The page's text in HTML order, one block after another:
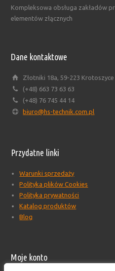
Kompleksowa obsługa zakładów
elementów złącznych
Dane kontaktowe
Złotniki 18a, 59-223 Krotoszyce
(+48) 663 73 63 63
(+48) 76 745 44 14
biuro@hs-technik.com.pl
Przydatne linki
Warunki sprzedaży
Polityka plików Cookies
Polityka prywatności
Katalog produktów
Blog
Moje konto